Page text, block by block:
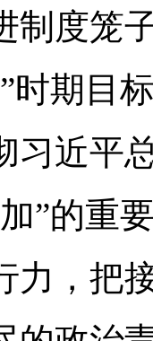
制度笼
时期目
习近平
”的重
力，把